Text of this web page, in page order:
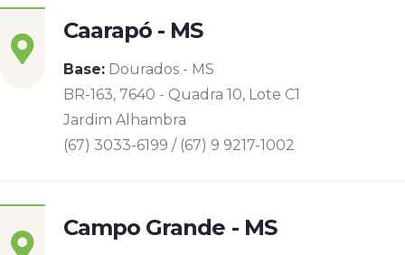
Caarapó - MS
Base: Dourados - MS
BR-163, 7640 - Quadra 10, Lote C1
Jardim Alhambra
(67) 3033-6199 / (67) 9 9217-1002
Campo Grande - MS